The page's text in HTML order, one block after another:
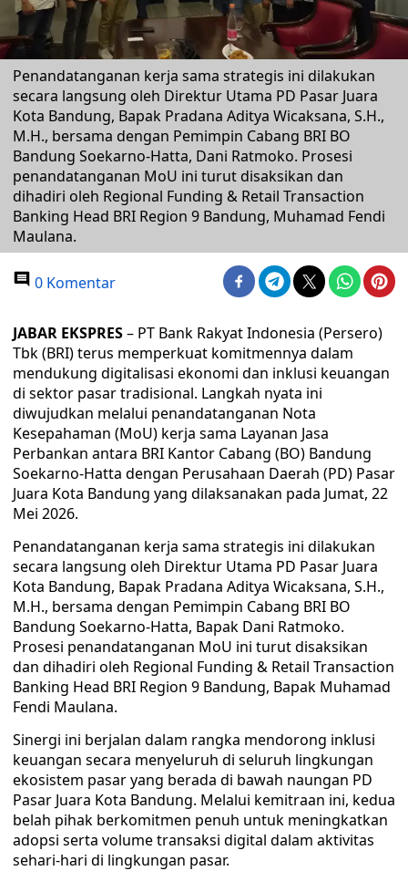
Penandatanganan kerja sama strategis ini dilakukan
secara langsung oleh Direktur Utama PD Pasar Juara
Kota Bandung, Bapak Pradana Aditya Wicaksana, S.H.,
M.H., bersama dengan Pemimpin Cabang BRI BO
Bandung Soekarno-Hatta, Dani Ratmoko. Prosesi
penandatanganan MoU ini turut disaksikan dan
dihadiri oleh Regional Funding & Retail Transaction
Banking Head BRI Region 9 Bandung, Muhamad Fendi
Maulana.
0 Komentar
JABAR EKSPRES– PT Bank Rakyat Indonesia (Persero)
Tbk (BRI) terus memperkuat komitmennya dalam
mendukung digitalisasi ekonomi dan inklusi keuangan
di sektor pasar tradisional. Langkah nyata ini
diwujudkan melalui penandatanganan Nota
Kesepahaman (MoU) kerja sama Layanan Jasa
Perbankan antara BRI Kantor Cabang (BO) Bandung
Soekarno-Hatta dengan Perusahaan Daerah (PD) Pasar
Juara Kota Bandung yang dilaksanakan pada Jumat, 22
Mei 2026.
Penandatanganan kerja sama strategis ini dilakukan
secara langsung oleh Direktur Utama PD Pasar Juara
Kota Bandung, Bapak Pradana Aditya Wicaksana, S.H.,
M.H., bersama dengan Pemimpin Cabang BRI BO
Bandung Soekarno-Hatta, Bapak Dani Ratmoko.
Prosesi penandatanganan MoU ini turut disaksikan
dan dihadiri oleh Regional Funding & Retail Transaction
Banking Head BRI Region 9 Bandung, Bapak Muhamad
Fendi Maulana.
Sinergi ini berjalan dalam rangka mendorong inklusi
keuangan secara menyeluruh di seluruh lingkungan
ekosistem pasar yang berada di bawah naungan PD
Pasar Juara Kota Bandung. Melalui kemitraan ini, kedua
belah pihak berkomitmen penuh untuk meningkatkan
adopsi serta volume transaksi digital dalam aktivitas
sehari-hari di lingkungan pasar.